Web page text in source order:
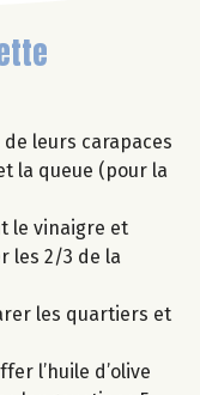
leurs carapaces
la queue (pour la
le vinaigre et
les 2/3 de la
les quartiers et
l’huile d’olive